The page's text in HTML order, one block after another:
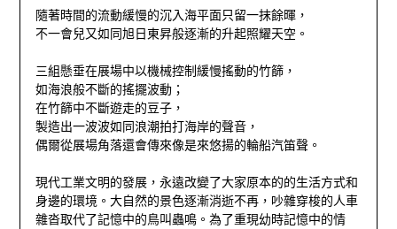
隨著時間的流動緩慢的沉入海平面只留一抹餘暉，
不一會兒又如同旭日東昇般逐漸的升起照耀天空。
三組懸垂在展場中以機械控制緩慢搖動的竹篩，
如海浪般不斷的搖擺波動；
在竹篩中不斷遊走的豆子，
製造出一波波如同浪潮拍打海岸的聲音，
偶爾從展場角落還會傳來像是來悠揚的輪船汽笛聲。
現代工業文明的發展，永遠改變了大家原本的的生活方式和
身邊的環境。大自然的景色逐漸消逝不再，吵雜穿梭的人車
雜沓取代了記憶中的鳥叫蟲鳴。為了重現幼時記憶中的情